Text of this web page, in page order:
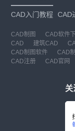
CAD入门教程 CAD
CAD制图 CAD软件
CAD
建筑CAD
CAD制图软件
CAD
CAD注册
CAD官网
关